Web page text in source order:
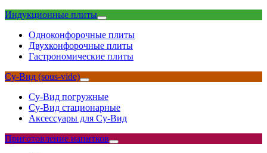
Индукционные плиты
Одноконфорочные плиты
Двухконфорочные плиты
Гастрономические плиты
Су-Вид (sous-vide)
Су-Вид погружные
Су-Вид стационарные
Аксессуары для Су-Вид
Приготовление напитков